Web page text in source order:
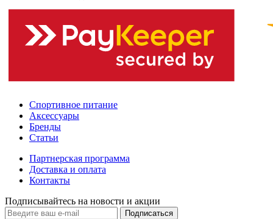
Спортивное питание
Аксессуары
Бренды
Статьи
Партнерская программа
Доставка и оплата
Контакты
Подписывайтесь на новости и акции
Подписаться